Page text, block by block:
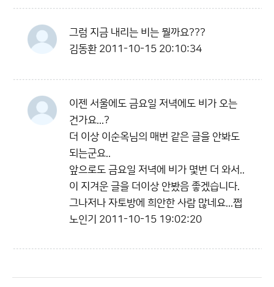
그럼 지금 내리는 비는 뭘까요???
김동환 2011-10-15 20:10:34
이젠 서울에도 금요일 저녁에도 비가 오는
건가요...?
더 이상 이순옥님의 매번 같은 글을 안봐도
되는군요..
앞으로도 금요일 저녁에 비가 몇번 더 와서..
이 지겨운 글을 더이상 안봤음 좋겠습니다.
그나저나 자토방에 희안한 사람 많네요...쩝
노인기 2011-10-15 19:02:20